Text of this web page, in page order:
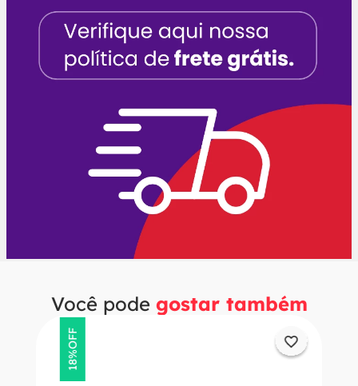
Você pode gostar também
18%
OFF